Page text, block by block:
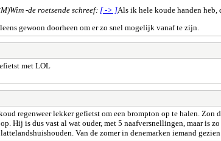
Wim -de roetsende schreef: [ -> ]Als ik hele koude handen heb,
gewoon doorheen om er zo snel mogelijk vanaf te zijn.
met LOL
regenweer lekker gefietst om een brompton op te halen.
Hij is dus vast al wat ouder, met 5 naafversnellingen, maar is
Van de zomer in denemarken iemand